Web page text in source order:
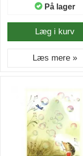
På lager
Læg i kurv
Læs mere »